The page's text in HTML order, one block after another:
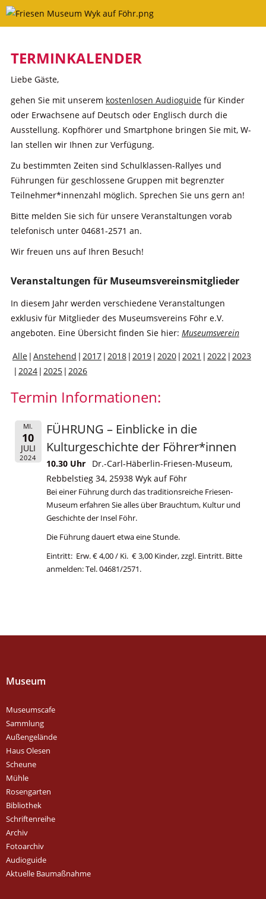
Skip
TERMINKALENDER
Liebe Gäste,
gehen Sie mit unserem kostenlosen Audioguidefür Kinder
oder Erwachsene auf Deutsch oder Englisch durch die
Ausstellung. Kopfhörer und Smartphone bringen Sie mit, W-
lan stellen wir Ihnen zur Verfügung.
Zu bestimmten Zeiten sind Schulklassen-Rallyes und
Führungen für geschlossene Gruppen mit begrenzter
Teilnehmer*innenzahl möglich. Sprechen Sie uns gern an!
Bitte melden Sie sich für unsere Veranstaltungen vorab
telefonisch unter 04681-2571 an.
Wir freuen uns auf Ihren Besuch!
Veranstaltungen für Museumsvereinsmitglieder
In diesem Jahr werden verschiedene Veranstaltungen
exklusiv für Mitglieder des Museumsvereins Föhr e.V.
angeboten. Eine Übersicht finden Sie hier: Museumsverein
Alle Anstehend 2017 2018 2019 2020 2021 2022
2023
2024 2025 2026
Termin Informationen:
MI.
10
JULI
2024
FÜHRUNG – Einblicke in die
Kulturgeschichte der Föhrer*innen
10.30 Uhr
Dr.-Carl-Häberlin-Friesen-Museum,
Rebbelstieg 34, 25938 Wyk auf Föhr
Bei einer Führung durch das traditionsreiche Friesen-
Museum erfahren Sie alles über Brauchtum, Kultur und
Geschichte der Insel Föhr.
Die Führung dauert etwa eine Stunde.
Eintritt: Erw. € 4,00 / Ki. € 3,00 Kinder, zzgl. Eintritt. Bitte
anmelden: Tel. 04681/2571.
Museum
Museumscafe
Sammlung
Außengelände
Haus Olesen
Scheune
Mühle
Rosengarten
Bibliothek
Schriftenreihe
Archiv
Fotoarchiv
Audioguide
Aktuelle Baumaßnahme